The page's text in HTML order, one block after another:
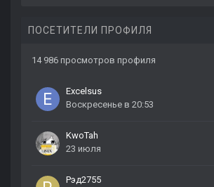
ПОСЕТИТЕЛИ ПРОФИЛЯ
14 986 просмотров профиля
Excelsus
Воскресенье в 20:53
KwoTah
23 июля
Рэд2755